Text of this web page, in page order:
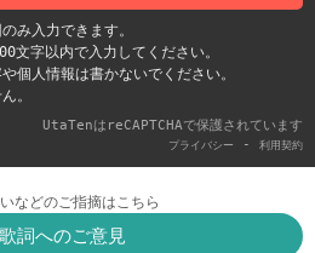
み入力できます。
文字以内で入力してください。
個人情報は書かないでください。
。
UtaTenはreCAPTCHAで保護されています
プライバシー - 利用契約
などのご指摘はこちら
詞へのご意見